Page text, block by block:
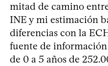
mitad de camino
INE y mi estimación
diferencias con la
fuente de
de 0 a 5 años de